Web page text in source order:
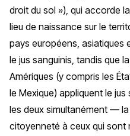
droit du sol »), qui accorde
lieu de naissance sur le
pays européens, asiatiques
le jus sanguinis, tandis que
Amériques (y compris les
le Mexique) appliquent le jus
les deux simultanément —
citoyenneté à ceux qui sont